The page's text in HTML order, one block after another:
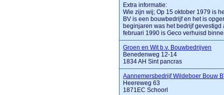
Extra informatie:
Wie zijn wij; Op 15 oktober 1979 is
BV is een bouwbedrijf en het is
beginjaren was het bedrijf gevestigd
februari 1990 is Geco verhuisd
Groen en Wit b.v. Bouwbedrijven
Benedenweg 12-14
1834 AH Sint pancras
Aannemersbedrijf Wildeboer Bouw
Heereweg 63
1871EC Schoorl